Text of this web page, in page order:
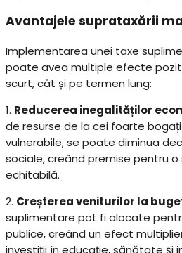
Avantajele suprataxării
Implementarea unei taxe
poate avea multiple efecte
scurt, cât și pe termen lung:
1. Reducerea inegalităților
de resurse de la cei foarte
vulnerabile, se poate diminua
sociale, creând premise pentru
echitabilă.
2. Creșterea veniturilor la
suplimentare pot fi alocate
publice, creând un efect
investiții în educație, sănătate și